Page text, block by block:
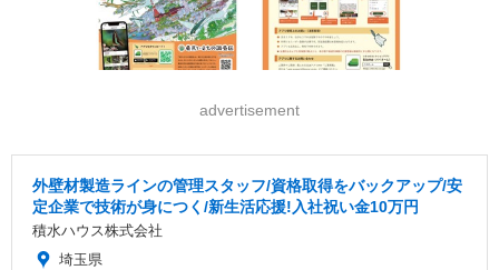
advertisement
外壁材製造ラインの管理スタッフ/資格取得をバックアップ/安
定企業で技術が身につく/新生活応援!入社祝い金10万円
積水ハウス株式会社
埼玉県